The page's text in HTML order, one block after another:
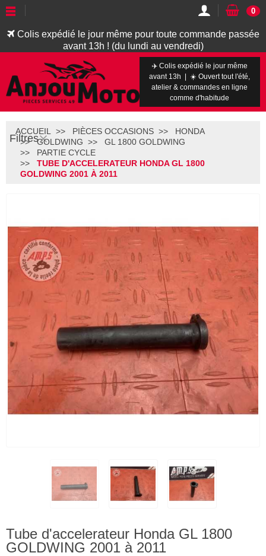
Colis expédié le jour même pour toute commande passée
avant 13h ! (du lundi au vendredi)
0
✈️ Colis expédié le jour même
avant 13h | ☀️ Ouvert tout l'été,
atelier & commandes en ligne
comme d'habitude
Filtres
ACCUEIL PIÈCES OCCASIONS
HONDA
GOLDWING
GL 1800 GOLDWING
PARTIE CYCLE
TUBE D'ACCELERATEUR HONDA GL 1800
GOLDWING 2001 À 2011
Tube d'accelerateur Honda GL 1800
GOLDWING 2001 à 2011